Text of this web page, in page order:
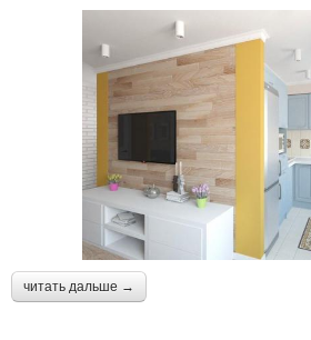
читать дальше →